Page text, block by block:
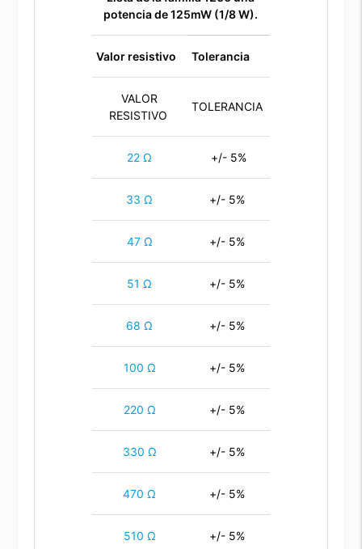
potencia de 125mW (1/8 W).
Valor resistivo Tolerancia
VALOR
RESISTIVO
TOLERANCIA
22 Ω +/- 5%
33 Ω +/- 5%
47 Ω +/- 5%
51 Ω +/- 5%
68 Ω +/- 5%
100 Ω +/- 5%
220 Ω +/- 5%
330 Ω +/- 5%
470 Ω +/- 5%
510 Ω +/- 5%